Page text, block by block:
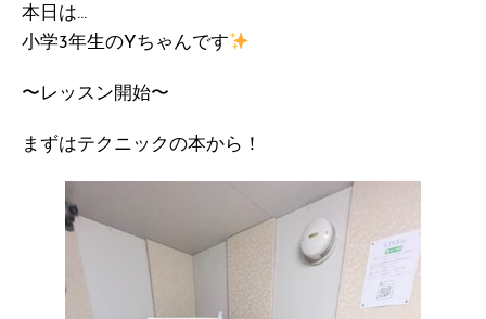
本日は…
小学3年生のYちゃんです
〜レッスン開始〜
まずはテクニックの本から！